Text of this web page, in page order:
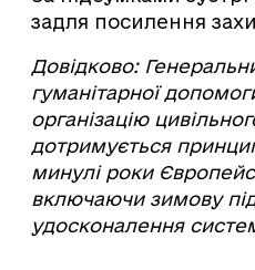
задля посилення
Довідково:
гуманітарної
організацію
дотримується
минулі роки
включаючи зимову
удосконалення